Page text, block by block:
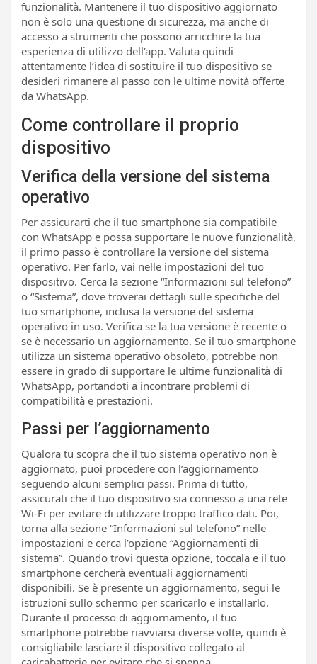
funzionalità. Mantenere il tuo dispositivo aggiornato
non è solo una questione di sicurezza, ma anche di
accesso a strumenti che possono arricchire la tua
esperienza di utilizzo dell’app. Valuta quindi
attentamente l’idea di sostituire il tuo dispositivo se
desideri rimanere al passo con le ultime novità offerte
da WhatsApp.
Come controllare il proprio
dispositivo
Verifica della versione del sistema
operativo
Per assicurarti che il tuo smartphone sia compatibile
con WhatsApp e possa supportare le nuove funzionalità,
il primo passo è controllare la versione del sistema
operativo. Per farlo, vai nelle impostazioni del tuo
dispositivo. Cerca la sezione “Informazioni sul telefono”
o “Sistema”, dove troverai dettagli sulle specifiche del
tuo smartphone, inclusa la versione del sistema
operativo in uso. Verifica se la tua versione è recente o
se è necessario un aggiornamento. Se il tuo smartphone
utilizza un sistema operativo obsoleto, potrebbe non
essere in grado di supportare le ultime funzionalità di
WhatsApp, portandoti a incontrare problemi di
compatibilità e prestazioni.
Passi per l’aggiornamento
Qualora tu scopra che il tuo sistema operativo non è
aggiornato, puoi procedere con l’aggiornamento
seguendo alcuni semplici passi. Prima di tutto,
assicurati che il tuo dispositivo sia connesso a una rete
Wi-Fi per evitare di utilizzare troppo traffico dati. Poi,
torna alla sezione “Informazioni sul telefono” nelle
impostazioni e cerca l’opzione “Aggiornamenti di
sistema”. Quando trovi questa opzione, toccala e il tuo
smartphone cercherà eventuali aggiornamenti
disponibili. Se è presente un aggiornamento, segui le
istruzioni sullo schermo per scaricarlo e installarlo.
Durante il processo di aggiornamento, il tuo
smartphone potrebbe riavviarsi diverse volte, quindi è
consigliabile lasciare il dispositivo collegato al